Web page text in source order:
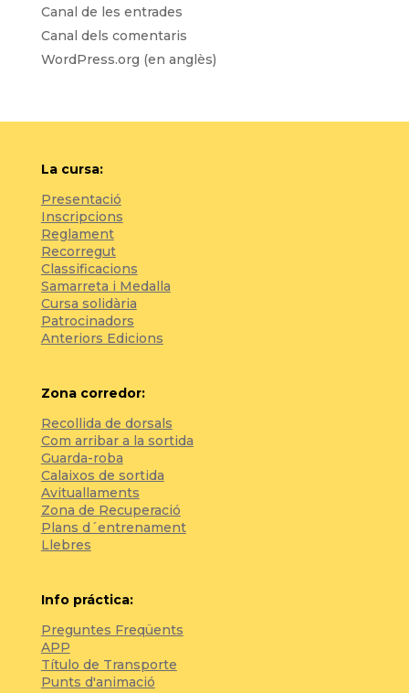
Canal de les entrades
Canal dels comentaris
WordPress.org (en anglès)
La cursa:
Presentació
Inscripcions
Reglament
Recorregut
Classificacions
Samarreta i Medalla
Cursa solidària
Patrocinadors
Anteriors Edicions
Zona corredor:
Recollida de dorsals
Com arribar a la sortida
Guarda-roba
Calaixos de sortida
Avituallaments
Zona de Recuperació
Plans d´entrenament
Llebres
Info práctica:
Preguntes Freqüents
APP
Título de Transporte
Punts d'animació